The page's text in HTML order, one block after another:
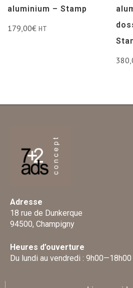
aluminium – Stamp
179,00€ HT
Adresse
18 rue de Dunkerque
94500, Champigny
Heures d’ouverture
Du lundi au vendredi : 9h00—18h00